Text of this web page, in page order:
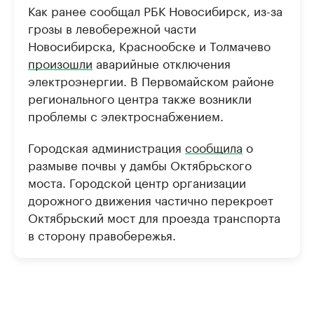
Как ранее сообщал РБК Новосибирск, из-за
грозы в левобережной части
Новосибирска, Краснообске и Толмачево
произошли аварийные отключения
электроэнергии. В Первомайском районе
регионального центра также возникли
проблемы с электроснабжением.
Городская администрация сообщила о
размыве почвы у дамбы Октябрьского
моста. Городской центр организации
дорожного движения частично перекроет
Октябрьский мост для проезда транспорта
в сторону правобережья.